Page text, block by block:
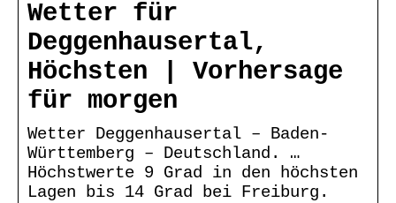
Wetter für
Deggenhausertal,
Höchsten | Vorhersage
für morgen
Wetter Deggenhausertal – Baden-
Württemberg – Deutschland. …
Höchstwerte 9 Grad in den höchsten
Lagen bis 14 Grad bei Freiburg.